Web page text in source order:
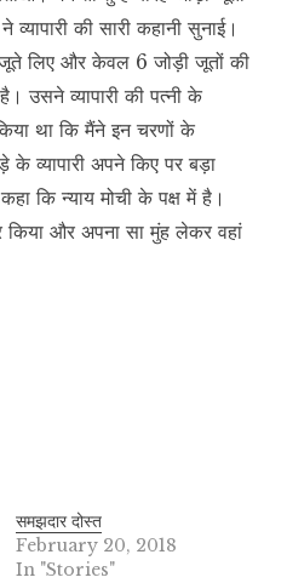
की सारी कहानी सुनाई।
लिए और केवल 6 जोड़ी जूतों की
उसने व्यापारी की पत्नी के
था कि मैंने इन चरणों के
व्यापारी अपने किए पर बड़ा
कि न्याय मोची के पक्ष में है।
किया और अपना सा मुंह लेकर वहां
समझदार दोस्त
February 20, 2018
In "Stories"